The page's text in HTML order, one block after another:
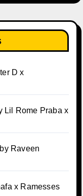
D x
Lil Rome Praba x
Raveen
x Ramesses